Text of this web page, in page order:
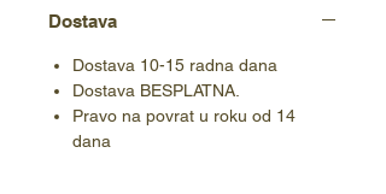
Dostava
Dostava 10-15 radna dana
Dostava BESPLATNA.
Pravo na povrat u roku od 14
dana